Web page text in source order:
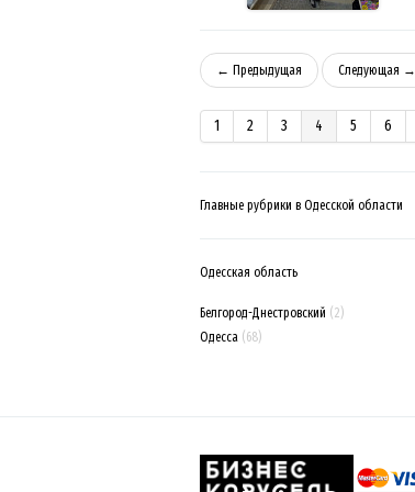
← Предыдущая Следующая →
1 2 3 4 5 6
Главные рубрики в Одесской области
Одесская область
Белгород-Днестровский (2)
Одесса (68)